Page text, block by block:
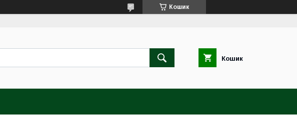
Кошик
Кошик